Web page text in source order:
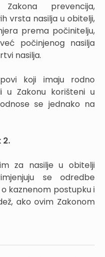
prevencija,
vrsta nasilja u obitelji,
prema počinitelju,
počinjenog nasilja
nasilja.
koji imaju rodno
u Zakonu korišteni u
se jednako na
2.
za nasilje u obitelji
se odredbe
kaznenom postupku i
ako ovim Zakonom